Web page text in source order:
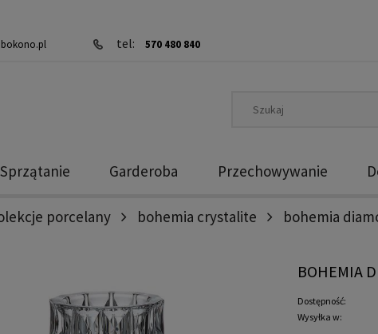
tel: 570 480 840
Sprzątanie Garderoba Przechowywanie
porcelany bohemia crystalite bohemia
BOHEMIA
Dostępność:
Wysyłka w: